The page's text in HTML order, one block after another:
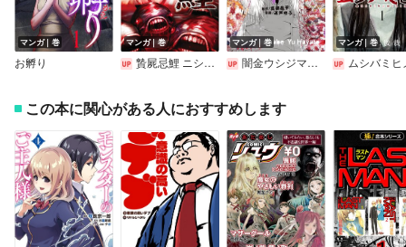
マンガ｜巻
お孵り
マンガ｜巻
贄屍忌鯉 ニシキゴイ
マンガ｜巻
闇金ウシジマくん外伝 肉蝮伝説
マンガ｜巻
ムシバミヒ
この本に関心がある人におすすめします